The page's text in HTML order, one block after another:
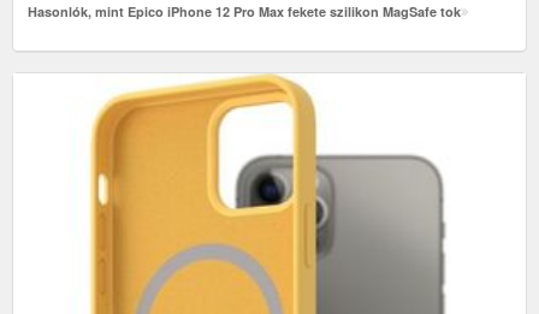
Hasonlók, mint Epico iPhone 12 Pro Max fekete szilikon MagSafe tok